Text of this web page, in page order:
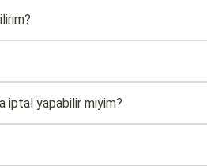
iptal yapabilir miyim?